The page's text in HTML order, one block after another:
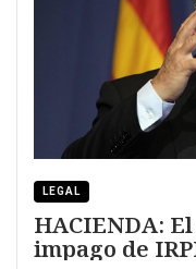
LEGAL
HACIENDA:
impago de